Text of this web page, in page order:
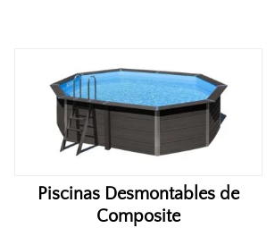
Piscinas Desmontables de
Composite